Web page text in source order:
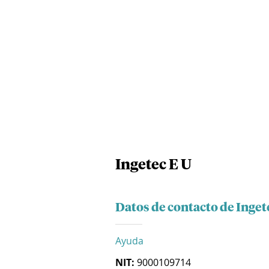
Ingetec E U
Datos de contacto de
Ayuda
NIT: 9000109714